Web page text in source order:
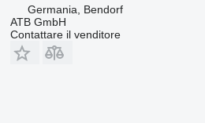
Germania, Bendorf
ATB GmbH
Contattare il venditore